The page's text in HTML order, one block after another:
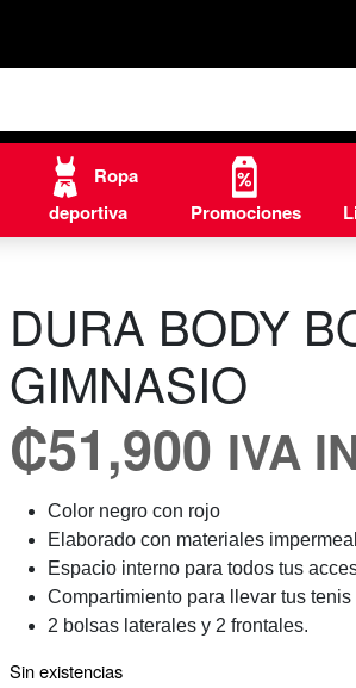
Ropa
deportiva
Promociones
DURA BODY
GIMNASIO
₡51,900 IVA
Color negro con rojo
Elaborado con materiales
Espacio interno para todos tus
Compartimiento para llevar tus tenis
2 bolsas laterales y 2 frontales.
Sin existencias